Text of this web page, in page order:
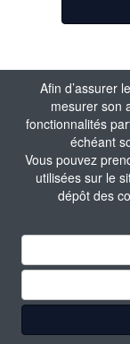
Afin d’assurer
mesurer son
fonctionnalités
échéant
Vous pouvez
utilisées sur le
dépôt des